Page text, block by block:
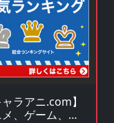
ャラアニ.com】
、ゲーム、ア